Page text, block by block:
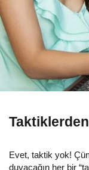
Evet, taktik yok!
duyacağın her bir